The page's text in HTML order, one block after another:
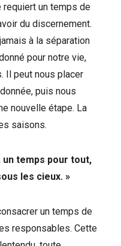
requiert un temps de
du discernement.
à la séparation
pour notre vie,
Il peut nous placer
puis nous
nouvelle étape. La
saisons.
un temps pour tout,
les cieux. »
un temps de
responsables. Cette